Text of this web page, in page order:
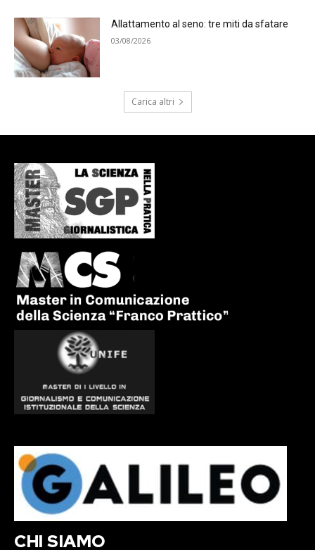
Allattamento al seno: tre miti da sfatare
03/08/2026
Carica altri
CHI SIAMO